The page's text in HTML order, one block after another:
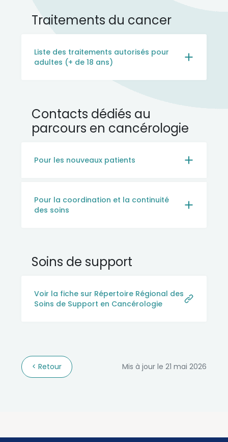
Traitements du cancer
Liste des traitements autorisés pour
adultes (+ de 18 ans)
Contacts dédiés au
parcours en cancérologie
Pour les nouveaux patients
Pour la coordination et la continuité
des soins
Soins de support
Voir la fiche sur Répertoire Régional des
Soins de Support en Cancérologie
Retour Mis à jour le 21 mai 2026